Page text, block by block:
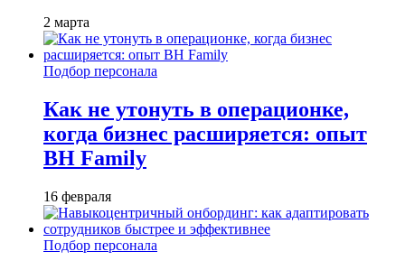
2 марта
Подбор персонала
Как не утонуть в операционке,
когда бизнес расширяется: опыт
BH Family
16 февраля
Подбор персонала